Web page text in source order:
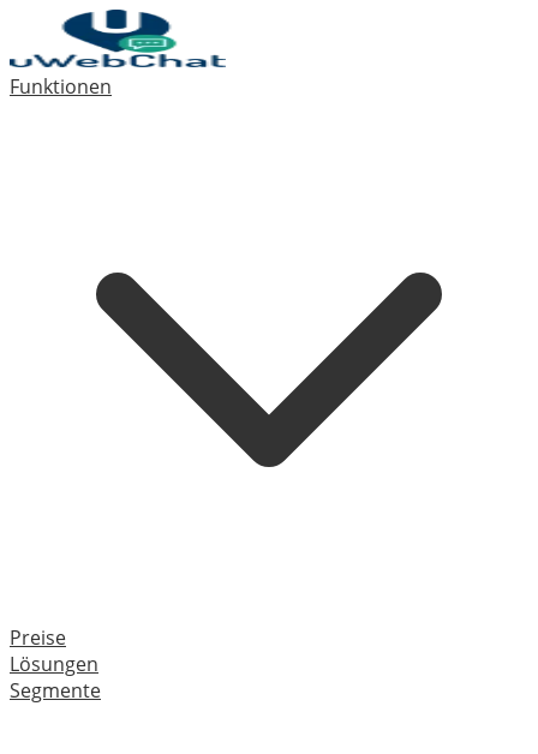
Funktionen
Preise
Lösungen
Segmente